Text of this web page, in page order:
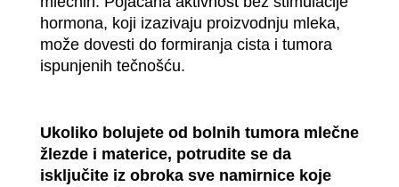
hormona, koji izazivaju proizvodnju mleka,
može dovesti do formiranja cista i tumora
ispunjenih tečnošću.
Ukoliko bolujete od bolnih tumora mlečne
žlezde i materice, potrudite se da
isključite iz obroka sve namirnice koje